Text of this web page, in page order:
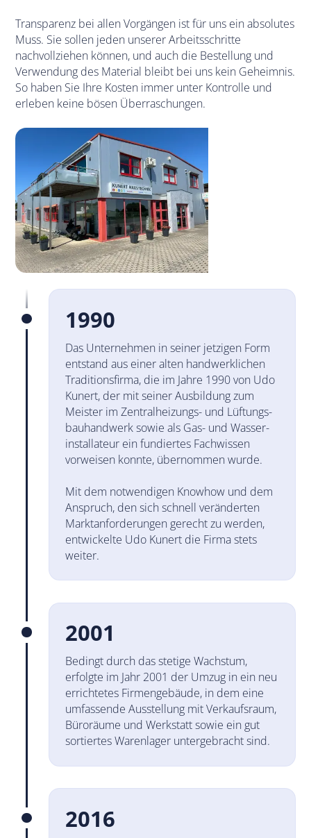
Transparenz bei allen Vorgängen ist für uns ein absolutes
Muss. Sie sollen jeden unserer Arbeitsschritte
nachvollziehen können, und auch die Bestellung und
Verwendung des Material bleibt bei uns kein Geheimnis.
So haben Sie Ihre Kosten immer unter Kontrolle und
erleben keine bösen Überraschungen.
1990
Das Unternehmen in seiner jetzigen Form
entstand aus einer alten hand­werk­lichen
Tradi­tions­firma, die im Jahre 1990 von Udo
Kunert, der mit seiner Aus­bil­dung zum
Meister im Zentral­hei­zungs- und Lüf­tungs­
bau­hand­werk sowie als Gas- und Wasser­
instal­lateur ein fun­dier­tes Fach­wissen
vorweisen konnte, über­nommen wurde.
Mit dem notwendigen Knowhow und dem
Anspruch, den sich schnell verän­derten
Markt­anfor­derun­gen gerecht zu werden,
ent­wickelte Udo Kunert die Firma stets
weiter.
2001
Bedingt durch das stetige Wachstum,
erfolgte im Jahr 2001 der Umzug in ein neu
er­rich­tetes Firmen­gebäude, in dem eine
um­fas­sen­de Aus­stel­lung mit Ver­kaufs­raum,
Büro­räume und Werk­statt sowie ein gut
sor­tier­tes Waren­lager unter­gebracht sind.
2016